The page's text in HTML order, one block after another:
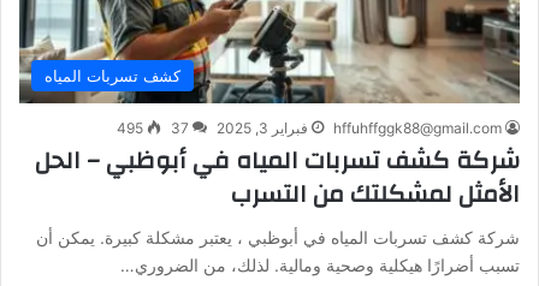
كشف تسربات المياه
hffuhffggk88@gmail.com فبراير 3, 2025 37
495
شركة كشف تسربات المياه في أبوظبي – الحل
الأمثل لمشكلتك من التسرب
شركة كشف تسربات المياه في أبوظبي ، يعتبر مشكلة كبيرة. يمكن أن
تسبب أضرارًا هيكلية وصحية ومالية. لذلك، من الضروري…